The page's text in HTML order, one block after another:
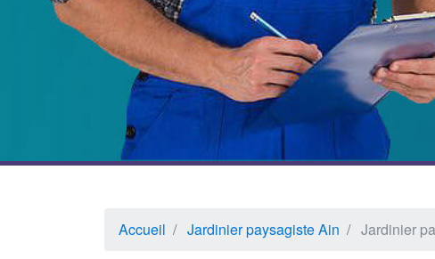
Accueil Jardinier paysagiste Ain Jardinier